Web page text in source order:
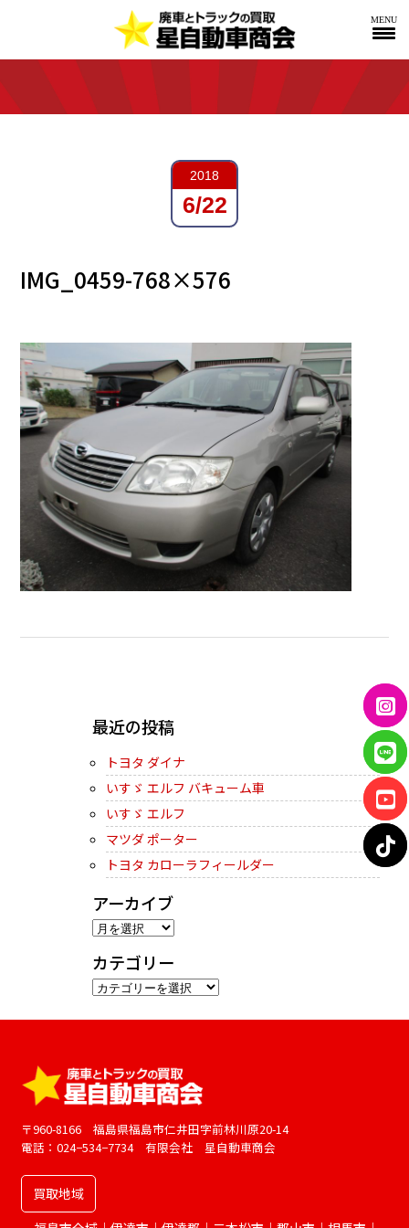
MENU
2018
6/22
IMG_0459-768×576
最近の投稿
トヨタ ダイナ
いすゞ エルフ バキューム車
いすゞ エルフ
マツダ ポーター
トヨタ カローラフィールダー
アーカイブ
ア
カ
イ
ブ
カテゴリー
カ
ー
〒960-8166 福島県福島市仁井田字前林川原20-14
電話：024−534−7734 有限会社 星自動車商会
買取地域